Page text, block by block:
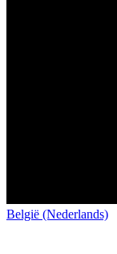
België (Nederlands)